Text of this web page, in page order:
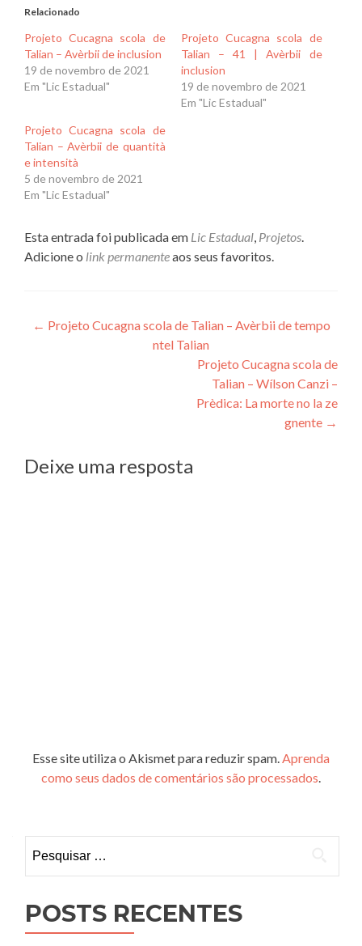
Relacionado
Projeto Cucagna scola de
Talian – Avèrbii de inclusion
19 de novembro de 2021
Em "Lic Estadual"
Projeto Cucagna scola de
Talian – 41 | Avèrbii de
inclusion
19 de novembro de 2021
Em "Lic Estadual"
Projeto Cucagna scola de
Talian – Avèrbii de quantità
e intensità
5 de novembro de 2021
Em "Lic Estadual"
Esta entrada foi publicada em Lic Estadual Projetos
Adicione o link permanenteaos seus favoritos.
Navegação
← Projeto Cucagna scola de Talian – Avèrbii de tempo
ntel Talian
Projeto Cucagna scola de
Talian – Wílson Canzi –
Prèdica: La morte no la ze
gnente →
Deixe uma resposta
Esse site utiliza o Akismet para reduzir spam. Aprenda
como seus dados de comentários são processados
por:
POSTS RECENTES